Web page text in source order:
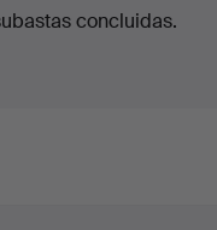
concluidas.